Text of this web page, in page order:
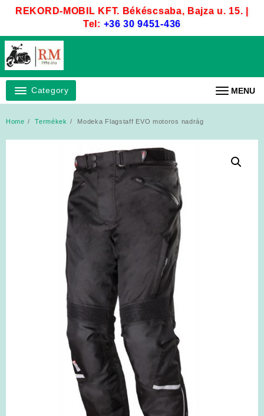
REKORD-MOBIL KFT. Békéscsaba, Bajza u. 15. |
Tel: +36 30 9451-436
Category MENU
Home Termékek Modeka Flagstaff EVO motoros nadrág